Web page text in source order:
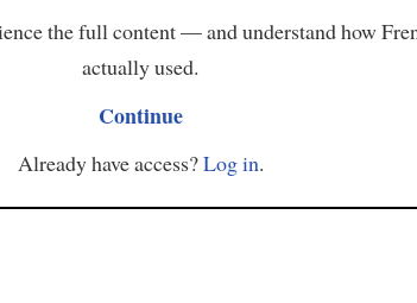
the full content — and understand how
actually used.
Continue
Already have access?Log in.